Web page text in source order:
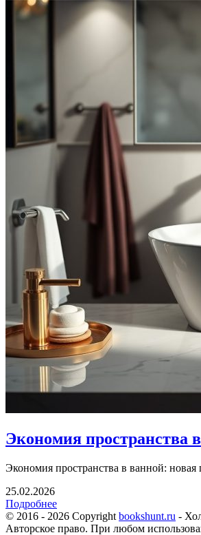
Экономия пространства
Экономия пространства в ванной:
25.02.2026
Подробнее
© 2016 - 2026 Copyright bookshunt.ru -
Авторское право. При любом